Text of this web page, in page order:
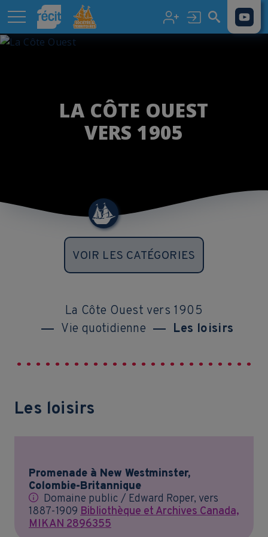
Aller au contenu principal
LA CÔTE OUEST
VERS 1905
VOIR LES CATÉGORIES
La Côte Ouest vers 1905
Vie quotidienne
Les loisirs
Les loisirs
Promenade à New Westminster,
Colombie-Britannique
Domaine public / Edward Roper, vers
1887-1909 Bibliothèque et Archives Canada,
MIKAN 2896355